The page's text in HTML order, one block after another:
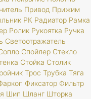
Привод Прижим
РК Радиатор Рамка
Ролик Рукоятка Ручка
Светоотражатель
Спойлер Стекло
Стойка Столик
Трос Трубка Тяга
Фиксатор Фильтр
Шип Шланг Шторка